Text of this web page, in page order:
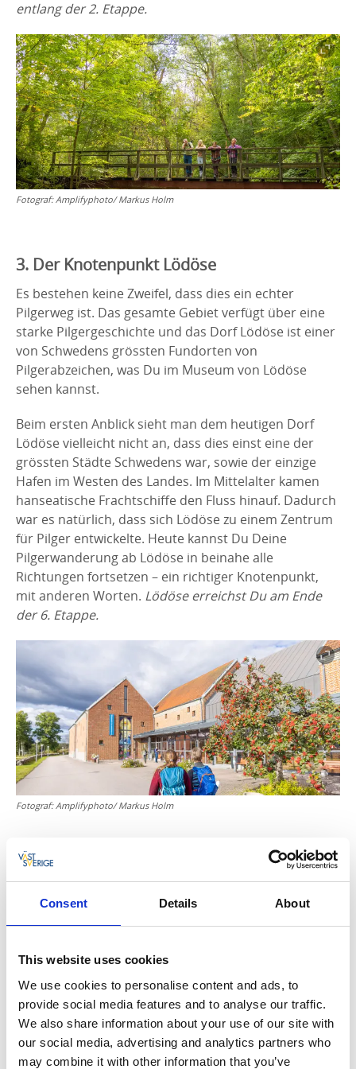
Consent Details About
This website uses cookies
We use cookies to personalise content and ads, to
provide social media features and to analyse our traffic.
We also share information about your use of our site with
our social media, advertising and analytics partners who
may combine it with other information that you’ve
entlang der 2. Etappe.
Fotograf: Amplifyphoto/ Markus Holm
3. Der Knotenpunkt Lödöse
Es bestehen keine Zweifel, dass dies ein echter
Pilgerweg ist. Das gesamte Gebiet verfügt über eine
starke Pilgergeschichte und das Dorf Lödöse ist einer
von Schwedens grössten Fundorten von
Pilgerabzeichen, was Du im Museum von Lödöse
sehen kannst.
Beim ersten Anblick sieht man dem heutigen Dorf
Lödöse vielleicht nicht an, dass dies einst eine der
grössten Städte Schwedens war, sowie der einzige
Hafen im Westen des Landes. Im Mittelalter kamen
hanseatische Frachtschiffe den Fluss hinauf. Dadurch
war es natürlich, dass sich Lödöse zu einem Zentrum
für Pilger entwickelte. Heute kannst Du Deine
Pilgerwanderung ab Lödöse in beinahe alle
Richtungen fortsetzen – ein richtiger Knotenpunkt,
mit anderen Worten. Lödöse erreichst Du am Ende
der 6. Etappe.
Fotograf: Amplifyphoto/ Markus Holm
Tipp – Wandern zusammen mit anderen!
Die Pilgergeschichte erlebt man auf ganz besondere
ist. Auf der Webseite des Pilgerweges kannst Du
sehen, wann die nächsten gemeinsamen
4. Der Wasserfall- und Schleusengebiet in
Trollhättan
Falls Du den Fluss Göta Älv in seiner dramatischsten